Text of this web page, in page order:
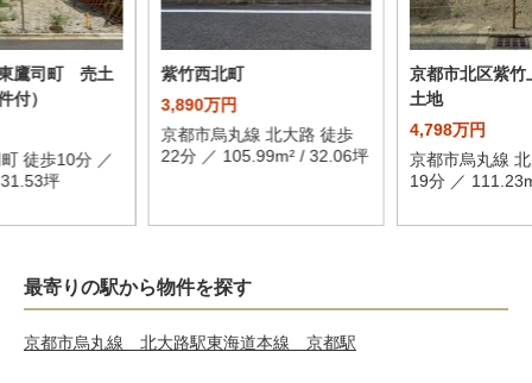
鷹司町 売土
付）
徒歩10分 ／
坪
紫竹西北町
3,890万円
京都市烏丸線 北大路 徒歩
22分 ／ 105.99m² / 32.06坪
京都市北区紫竹
土地
4,798万円
京都市烏丸線
19分 ／
最寄りの駅から物件を探す
京都市烏丸線 北大路駅東海道本線 京都駅